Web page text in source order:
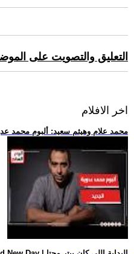
التعليق والتصويت على
اخر الافلام
.. محمد علام وهيثم سعيد: ألبوم محمد